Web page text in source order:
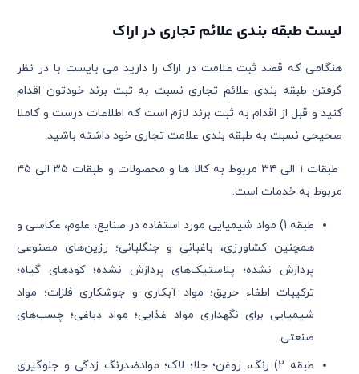
لیست طبقه بندی علائم تجاری در اراک
هنگامی که قصد ثبت علامت در اراک را دارید می بایست با در نظر
گرفتن طبقه بندی علائم تجاری نسبت به ثبت برند خودتون اقدام
کنید و قبل از اقدام به ثبت برند لازم است که اطلاعات درست و کاملا
صحیحی نسبت به طبقه بندی علامت تجاری خود داشته باشید.
طبقات ۱ الی ۳۴ مربوط به کالا ها و محصولات و طبقات ۳۵ الی ۴۵
مربوط به خدمات است.
طبقه 1) مواد شیمیایی مورد استفاده در صنایع، علوم، عکاسی و
همچنین کشاورزی، باغبانی و جنگلبانی؛ رزین‌های مصنوعی
پردازش نشده؛ پلاستیک‌های پردازش نشده؛ کودهای گیاه؛
ترکیبات اطفاء حریق؛ مواد آبکاری و جوشکاری فلزات؛ مواد
شیمیایی برای نگهداری مواد غذایی؛ مواد دباغی؛ چسب‌های
صنعتی.
طبقه 2) رنگ، روغن؛ جلا؛ لاک؛ موادضدرنگ زدگی و جلوگیری